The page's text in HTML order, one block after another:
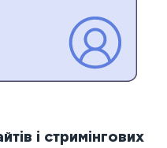
і стримінгових